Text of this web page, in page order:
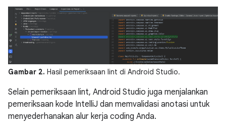
Gambar 2. Hasil pemeriksaan lint di Android Studio.
Selain pemeriksaan lint, Android Studio juga menjalankan
pemeriksaan kode IntelliJ dan memvalidasi anotasi untuk
menyederhanakan alur kerja coding Anda.